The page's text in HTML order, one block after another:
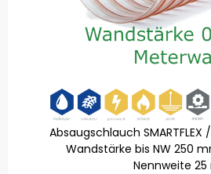
Absaugschlauch SMARTFLEX
Wandstärke bis NW 250
Nennweite